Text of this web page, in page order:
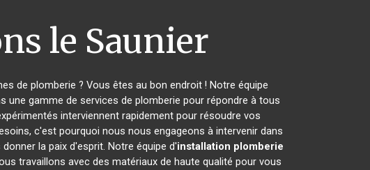
le Saunier
de plomberie ? Vous êtes au bon endroit ! Notre équipe
gamme de services de plomberie pour répondre à tous
interviennent rapidement pour résoudre vos
c'est pourquoi nous nous engageons à intervenir dans
la paix d'esprit. Notre équipe d'installation plomberie
travaillons avec des matériaux de haute qualité pour vous